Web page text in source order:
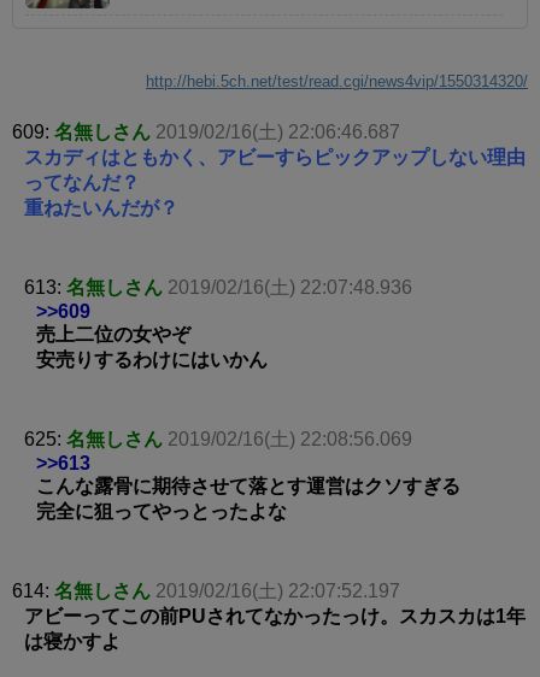
http://hebi.5ch.net/test/read.cgi/news4vip/1550314320/
609: 名無しさん 2019/02/16(土) 22:06:46.687
スカディはともかく、アビーすらピックアップしない理由
ってなんだ？
重ねたいんだが？
613: 名無しさん 2019/02/16(土) 22:07:48.936
>>609
売上二位の女やぞ
安売りするわけにはいかん
625: 名無しさん 2019/02/16(土) 22:08:56.069
>>613
こんな露骨に期待させて落とす運営はクソすぎる
完全に狙ってやっとったよな
614: 名無しさん 2019/02/16(土) 22:07:52.197
アビーってこの前PUされてなかったっけ。スカスカは1年
は寝かすよ